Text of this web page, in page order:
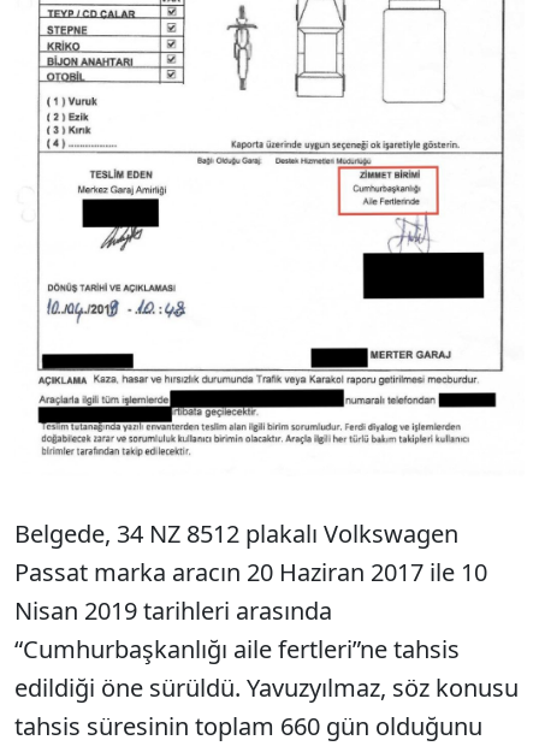
Belgede, 34 NZ 8512 plakalı Volkswagen
Passat marka aracın 20 Haziran 2017 ile 10
Nisan 2019 tarihleri arasında
“Cumhurbaşkanlığı aile fertleri”ne tahsis
edildiği öne sürüldü. Yavuzyılmaz, söz konusu
tahsis süresinin toplam 660 gün olduğunu